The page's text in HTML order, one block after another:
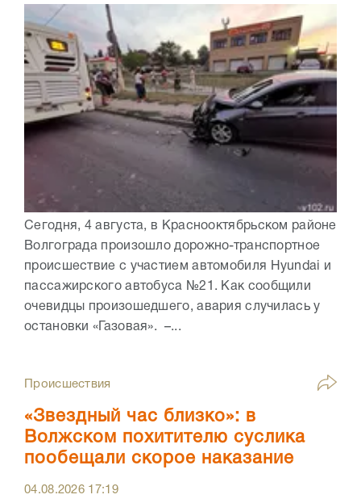
Сегодня, 4 августа, в Краснооктябрьском районе
Волгограда произошло дорожно-транспортное
происшествие с участием автомобиля Hyundai и
пассажирского автобуса №21. Как сообщили
очевидцы произошедшего, авария случилась у
остановки «Газовая». –...
Происшествия
«Звездный час близко»: в
Волжском похитителю суслика
пообещали скорое наказание
04.08.2026 17:19